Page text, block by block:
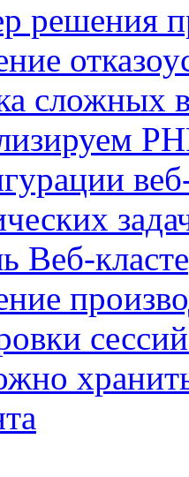
решения
сложных
Веб-